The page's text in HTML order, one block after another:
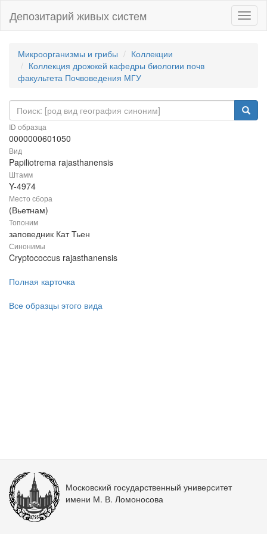
Депозитарий живых систем
Микроорганизмы и грибы
Коллекции
Коллекция дрожжей кафедры биологии почв
факультета Почвоведения МГУ
ID образца
0000000601050
Вид
Papiliotrema rajasthanensis
Штамм
Y-4974
Место сбора
(Вьетнам)
Топоним
заповедник Кат Тьен
Синонимы
Cryptococcus rajasthanensis
Полная карточка
Все образцы этого вида
Московский государственный университет
имени М. В. Ломоносова